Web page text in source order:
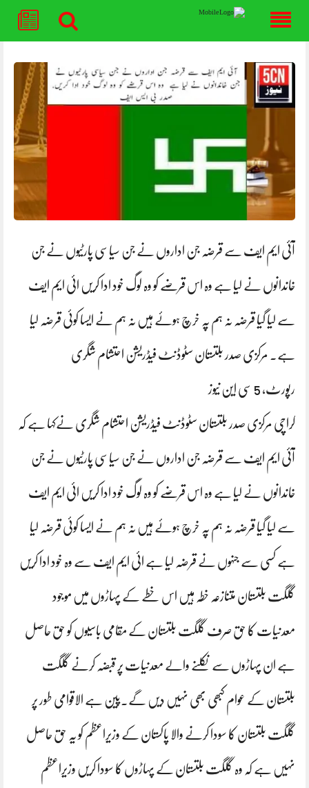
content
آئی ایم ایف سے قرضہ جن اداروں نے جن سیاسی پارٹیوں نے جن
خاندانوں نے لیا ہے وہ اس قرضے کو وہ لوگ خود ادا کریں ائی ایم ایف
سے لیا گیا قرضہ نہ ہم پہ خرچ ہوئے ہیں نہ ہم نے ایسا کوئی قرضہ لیا
ہے. مرکزی صدر بلتستان سٹوڈنٹ فیڈریشن احتشام شگری
رپورٹ، 5 سی این نیوز
کراچی مرکزی صدر بلتستان سٹوڈنٹ فیڈریشن احتشام شگری نےکہا ہے کہ
آئی ایم ایف سے قرضہ جن اداروں نے جن سیاسی پارٹیوں نے جن
خاندانوں نے لیا ہے وہ اس قرضے کو وہ لوگ خود ادا کریں ائی ایم ایف
سے لیا گیا قرضہ نہ ہم پہ خرچ ہوئے ہیں نہ ہم نے ایسا کوئی قرضہ لیا
ہے کسی سے جنہوں نے قرضہ لیا ہے ائی ایم ایف سے وہ خود ادا کریں
گلگت بلتستان متنازعہ خطہ ہیں اس خطے کے پہاڑوں میں موجود
معدنیات کا حق صرف گلگت بلتستان کے مقامی باسیوں کو حق حاصل
ہے ان پہاڑوں سے نکلنے والے معدنیات پر قبضہ کرنے گلگت
بلتستان کے عوام کبھی بھی نہیں دیں گے۔پین ہے الاقوامی طور پر
گلگت بلتستان کا سودا کرنے والا پاکستان کے وزیراعظم کو یہ حق حاصل
نہیں ہے کہ وہ گلگت بلتستان کے پہاڑوں کا سودا کریں وزیراعظم